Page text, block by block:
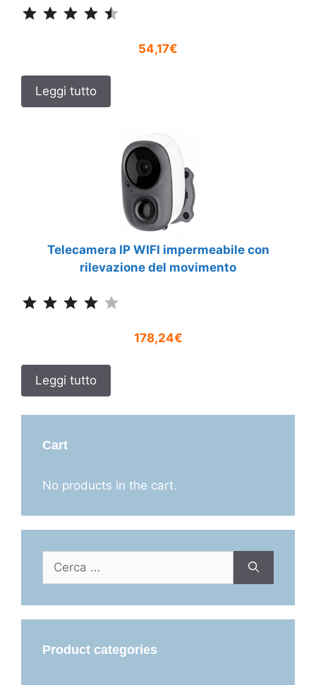
54,17€
Leggi tutto
Telecamera IP WIFI impermeabile con
rilevazione del movimento
178,24€
Leggi tutto
Cart
No products in the cart.
per:
Product categories